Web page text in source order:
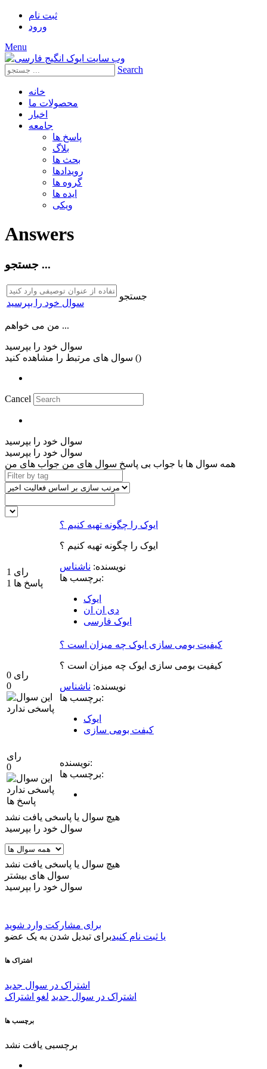
ثبت‌ نام
ورود
Menu
Search
خانه
محصولات ما
اخبار
جامعه
پاسخ ها
بلاگ
بحث ها
رویدادها
گروه ها
ایده ها
ویکی
Answers
جستجو ...
سوال خود را بپرسید
جستجو
من می خواهم ...
سوال خود را بپرسید
سوال های مرتبط را مشاهده کنید ()
Cancel
سوال خود را بپرسید
سوال خود را بپرسید
همه سوال ها با جواب بی پاسخ سوال های من جواب های من
1 رای
1 پاسخ ها
ایوک را چگونه تهیه کنیم ؟
ایوک را چگونه تهیه کنیم ؟
نویسنده: ناشناس
برچسب ها:
ایوک
دی ان ان
ایوک فارسی
0 رای
0
کیفیت بومی سازی ایوک چه میزان است ؟
کیفیت بومی سازی ایوک چه میزان است ؟
نویسنده: ناشناس
برچسب ها:
ایوک
کیفت بومی سازی
رای
0
پاسخ ها
نویسنده:
برچسب ها:
هیچ سوال یا پاسخی یافت نشد
سوال خود را بپرسید
هیچ سوال یا پاسخی یافت نشد
سوال های بیشتر
سوال خود را بپرسید
برای مشارکت وارد شوید
یا ثبت نام کنیدبرای تبدیل شدن به یک عضو
اشتراک ها
اشتراک در سوال جدید
اشتراک در سوال جدید لغو اشتراک
برچسب ها
برچسبی یافت نشد